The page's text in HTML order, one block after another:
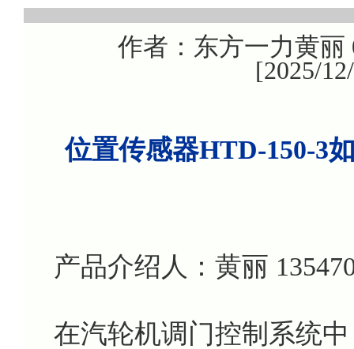
作者：东方一力黄丽
[2025/
位置传感器HTD-150-3
产品介绍人：黄丽
在汽轮机调门控制系统